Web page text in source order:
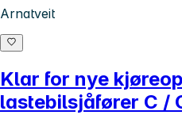
Arnatveit
Klar for nye
lastebilsjåfører C /